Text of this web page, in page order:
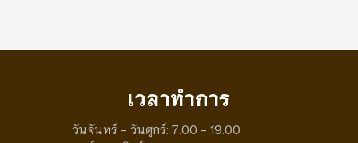
เวลาทําการ
วันจันทร์ - วันศุกร์: 7.00 - 19.00